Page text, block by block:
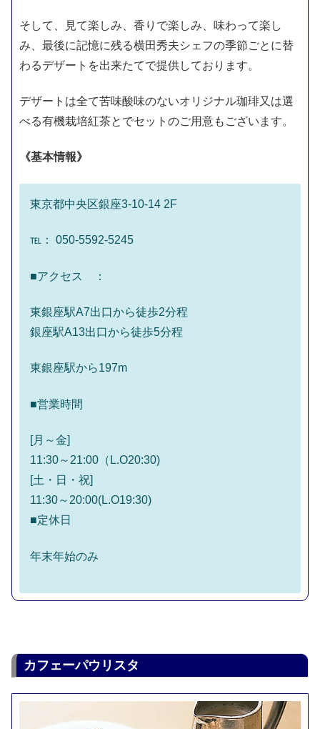
そして、見て楽しみ、香りで楽しみ、味わって楽し
み、最後に記憶に残る横田秀夫シェフの季節ごとに替
わるデザートを出来たてで提供しております。
デザートは全て苦味酸味のないオリジナル珈琲又は選
べる有機栽培紅茶とでセットのご用意もございます。
《基本情報》
東京都中央区銀座3-10-14 2F
℡： 050-5592-5245
■アクセス ：
東銀座駅A7出口から徒歩2分程
銀座駅A13出口から徒歩5分程
東銀座駅から197m
■営業時間
[月～金]
11:30～21:00（L.O20:30)
[土・日・祝]
11:30～20:00(L.O19:30)
■定休日
年末年始のみ
カフェーパウリスタ